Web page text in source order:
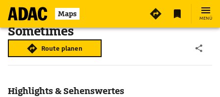
Maps MENÜ
Sometimes
Route planen
Highlights & Sehenswertes